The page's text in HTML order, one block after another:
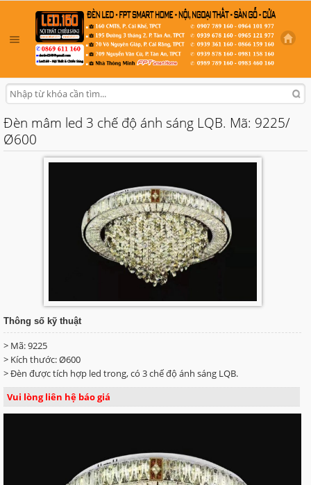
Đèn mâm led 3 chế độ ánh sáng LQB. Mã: 9225/
Ø600
Thông số kỹ thuật
> Mã: 9225
> Kích thước: Ø600
> Đèn được tích hợp led trong, có 3 chế độ ánh sáng LQB.
Vui lòng liên hệ báo giá